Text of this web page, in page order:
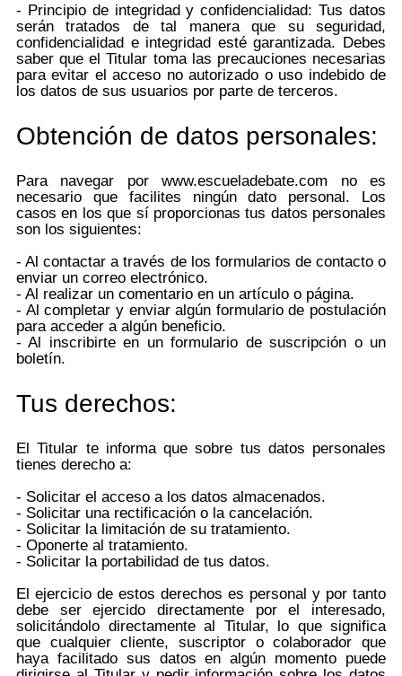
- Principio de integridad y confidencialidad: Tus datos
serán tratados de tal manera que su seguridad,
confidencialidad e integridad esté garantizada. Debes
saber que el Titular toma las precauciones necesarias
para evitar el acceso no autorizado o uso indebido de
los datos de sus usuarios por parte de terceros.
Obtención de datos personales:
Para navegar por www.escueladebate.com no es
necesario que facilites ningún dato personal. Los
casos en los que sí proporcionas tus datos personales
son los siguientes:
- Al contactar a través de los formularios de contacto o
enviar un correo electrónico.
- Al realizar un comentario en un artículo o página.
- Al completar y enviar algún formulario de postulación
para acceder a algún beneficio.
- Al inscribirte en un formulario de suscripción o un
boletín.
Tus derechos:
El Titular te informa que sobre tus datos personales
tienes derecho a:
- Solicitar el acceso a los datos almacenados.
- Solicitar una rectificación o la cancelación.
- Solicitar la limitación de su tratamiento.
- Oponerte al tratamiento.
- Solicitar la portabilidad de tus datos.
El ejercicio de estos derechos es personal y por tanto
debe ser ejercido directamente por el interesado,
solicitándolo directamente al Titular, lo que significa
que cualquier cliente, suscriptor o colaborador que
haya facilitado sus datos en algún momento puede